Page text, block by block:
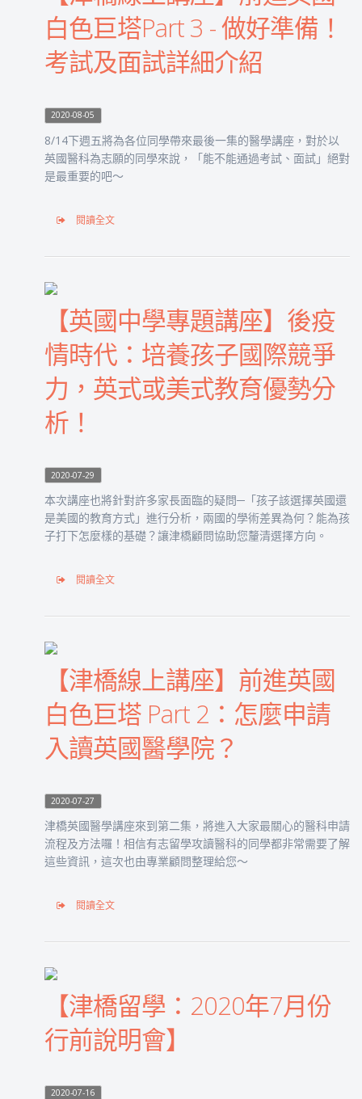
白色巨塔Part 3 - 做好準備！
考試及面試詳細介紹
2020-08-05
8/14下週五將為各位同學帶來最後一集的醫學講座，對於以
英國醫科為志願的同學來說，「能不能通過考試、面試」絕對
是最重要的吧～
閱讀全文
【英國中學專題講座】後疫
情時代：培養孩子國際競爭
力，英式或美式教育優勢分
析！
2020-07-29
本次講座也將針對許多家長面臨的疑問─「孩子該選擇英國還
是美國的教育方式」進行分析，兩國的學術差異為何？能為孩
子打下怎麼樣的基礎？讓津橋顧問協助您釐清選擇方向。
閱讀全文
【津橋線上講座】前進英國
白色巨塔 Part 2：怎麼申請
入讀英國醫學院？
2020-07-27
津橋英國醫學講座來到第二集，將進入大家最關心的醫科申請
流程及方法囉！相信有志留學攻讀醫科的同學都非常需要了解
這些資訊，這次也由專業顧問整理給您～
閱讀全文
【津橋留學：2020年7月份
行前說明會】
2020-07-16